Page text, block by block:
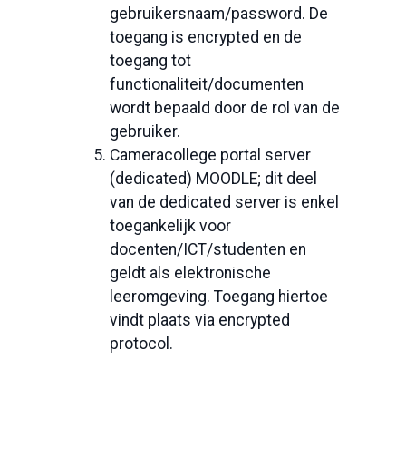
gebruikersnaam/password. De
toegang is encrypted en de
toegang tot
functionaliteit/documenten
wordt bepaald door de rol van de
gebruiker.
Cameracollege portal server
(dedicated) MOODLE; dit deel
van de dedicated server is enkel
toegankelijk voor
docenten/ICT/studenten en
geldt als elektronische
leeromgeving. Toegang hiertoe
vindt plaats via encrypted
protocol.